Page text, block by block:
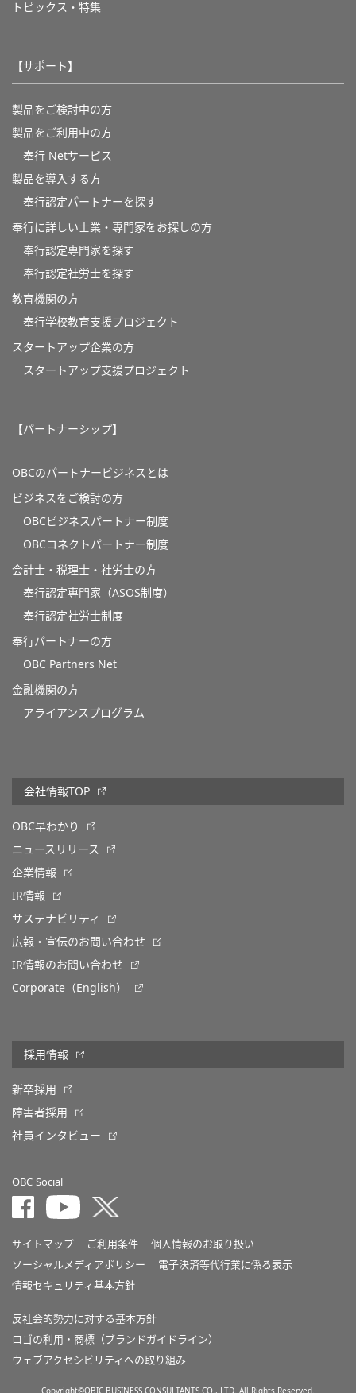
トピックス・特集
【サポート】
製品をご検討中の方
製品をご利用中の方
奉行 Netサービス
製品を導入する方
奉行認定パートナーを探す
奉行に詳しい士業・専門家をお探しの方
奉行認定専門家を探す
奉行認定社労士を探す
教育機関の方
奉⾏学校教育⽀援プロジェクト
スタートアップ企業の方
スタートアップ支援プロジェクト
【パートナーシップ】
OBCのパートナービジネスとは
ビジネスをご検討の方
OBCビジネスパートナー制度
OBCコネクトパートナー制度
会計士・税理士・社労士の方
奉行認定専門家（ASOS制度）
奉行認定社労士制度
奉行パートナーの方
OBC Partners Net
金融機関の方
アライアンスプログラム
会社情報TOP
OBC早わかり
ニュースリリース
企業情報
IR情報
サステナビリティ
広報・宣伝のお問い合わせ
IR情報のお問い合わせ
Corporate（English）
採用情報
新卒採用
障害者採用
社員インタビュー
OBC Social
サイトマップ ご利用条件
個人情報のお取り扱い
ソーシャルメディアポリシー
電子決済等代行業に係る表示
情報セキュリティ基本方針
反社会的勢力に対する基本方針
ロゴの利用・商標（ブランドガイドライン）
ウェブアクセシビリティへの取り組み
Copyright©OBIC BUSINESS CONSULTANTS CO., LTD. All Rights Reserved.